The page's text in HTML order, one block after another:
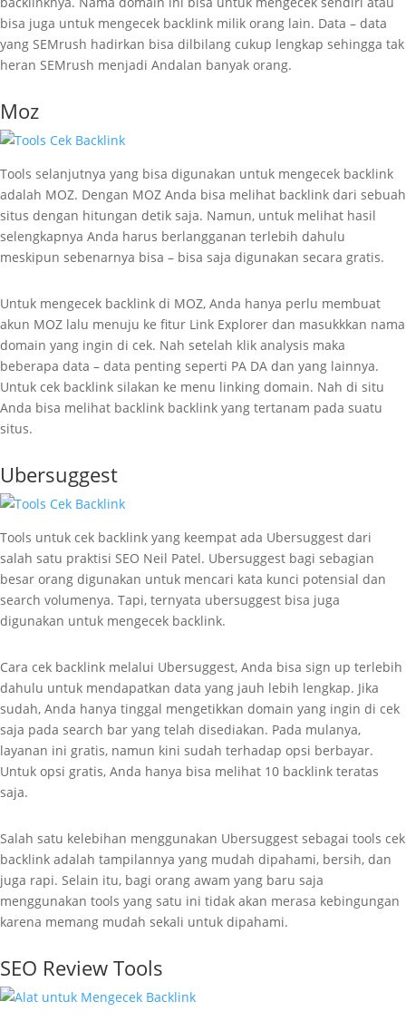
bisa juga untuk mengecek backlink milik orang lain. Data – data
yang SEMrush hadirkan bisa dilbilang cukup lengkap sehingga tak
heran SEMrush menjadi Andalan banyak orang.
Moz
Tools selanjutnya yang bisa digunakan untuk mengecek backlink
adalah MOZ. Dengan MOZ Anda bisa melihat backlink dari sebuah
situs dengan hitungan detik saja. Namun, untuk melihat hasil
selengkapnya Anda harus berlangganan terlebih dahulu
meskipun sebenarnya bisa – bisa saja digunakan secara gratis.
Untuk mengecek backlink di MOZ, Anda hanya perlu membuat
akun MOZ lalu menuju ke fitur Link Explorer dan masukkkan nama
domain yang ingin di cek. Nah setelah klik analysis maka
beberapa data – data penting seperti PA DA dan yang lainnya.
Untuk cek backlink silakan ke menu linking domain. Nah di situ
Anda bisa melihat backlink backlink yang tertanam pada suatu
situs.
Ubersuggest
Tools untuk cek backlink yang keempat ada Ubersuggest dari
salah satu praktisi SEO Neil Patel. Ubersuggest bagi sebagian
besar orang digunakan untuk mencari kata kunci potensial dan
search volumenya. Tapi, ternyata ubersuggest bisa juga
digunakan untuk mengecek backlink.
Cara cek backlink melalui Ubersuggest, Anda bisa sign up terlebih
dahulu untuk mendapatkan data yang jauh lebih lengkap. Jika
sudah, Anda hanya tinggal mengetikkan domain yang ingin di cek
saja pada search bar yang telah disediakan. Pada mulanya,
layanan ini gratis, namun kini sudah terhadap opsi berbayar.
Untuk opsi gratis, Anda hanya bisa melihat 10 backlink teratas
saja.
Salah satu kelebihan menggunakan Ubersuggest sebagai tools cek
backlink adalah tampilannya yang mudah dipahami, bersih, dan
juga rapi. Selain itu, bagi orang awam yang baru saja
menggunakan tools yang satu ini tidak akan merasa kebingungan
karena memang mudah sekali untuk dipahami.
SEO Review Tools